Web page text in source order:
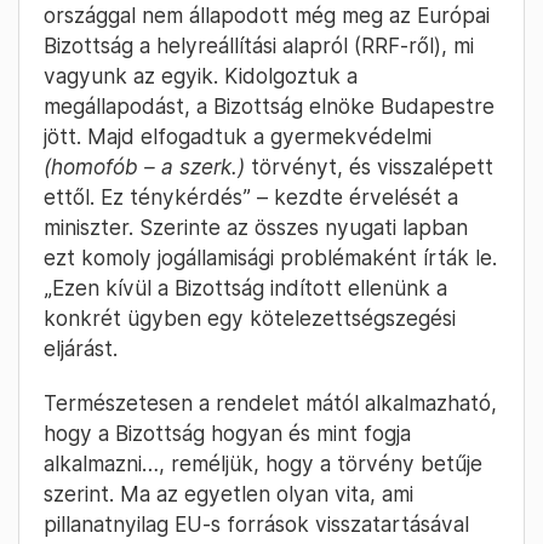
országgal nem állapodott még meg az Európai
Bizottság a helyreállítási alapról (RRF-ről), mi
vagyunk az egyik. Kidolgoztuk a
megállapodást, a Bizottság elnöke Budapestre
jött. Majd elfogadtuk a gyermekvédelmi
(homofób – a szerk.) törvényt, és visszalépett
ettől. Ez ténykérdés” – kezdte érvelését a
miniszter. Szerinte az összes nyugati lapban
ezt komoly jogállamisági problémaként írták le.
„Ezen kívül a Bizottság indított ellenünk a
konkrét ügyben egy kötelezettségszegési
eljárást.
Természetesen a rendelet mától alkalmazható,
hogy a Bizottság hogyan és mint fogja
alkalmazni…, reméljük, hogy a törvény betűje
szerint. Ma az egyetlen olyan vita, ami
pillanatnyilag EU-s források visszatartásával